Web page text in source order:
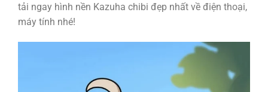
tải ngay hình nền Kazuha chibi đẹp nhất về điện thoại,
máy tính nhé!